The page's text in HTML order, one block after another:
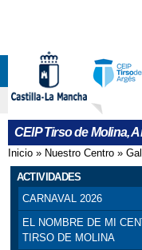
CEIP Tirso de Molina,
Se
Inicio » Nuestro Centro »
ACTIVIDADES
CARNAVAL 2026
EL NOMBRE DE MI
TIRSO DE MOLINA